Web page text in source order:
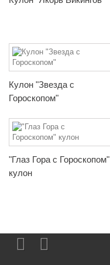
Кулон "Звезда с
Гороскопом"
"Глаз Гора с Гороскопом"
кулон